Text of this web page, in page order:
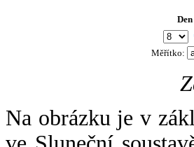
Den
Měřítko:
Na obrázku je v